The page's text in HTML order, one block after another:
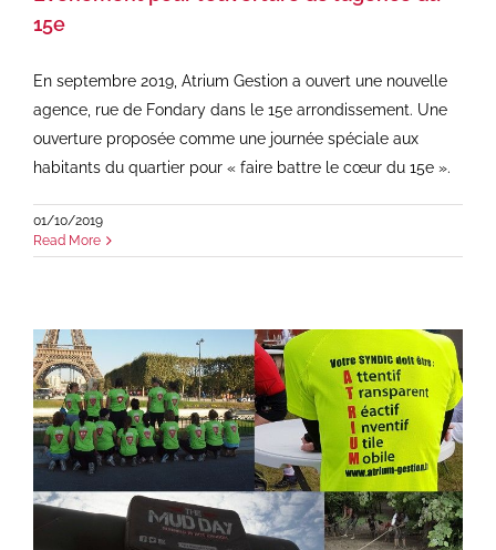
15e
En septembre 2019, Atrium Gestion a ouvert une nouvelle
agence, rue de Fondary dans le 15e arrondissement. Une
ouverture proposée comme une journée spéciale aux
habitants du quartier pour « faire battre le cœur du 15e ».
01/10/2019
Read More